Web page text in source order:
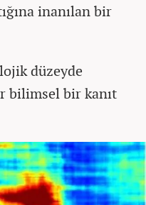
inanılan bir
düzeyde
bilimsel bir kanıt